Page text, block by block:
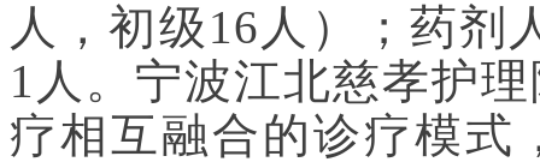
人，初级16人）；药剂
1人。宁波江北慈孝护
疗相互融合的诊疗模式